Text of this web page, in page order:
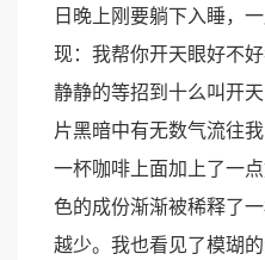
日晚上刚要躺下入睡，
现：我帮你开天眼好不
静静的等招到十么叫开
片黑暗中有无数气流往
一杯咖啡上面加上了一
色的成份渐渐被稀释了
越少。我也看见了模瑚